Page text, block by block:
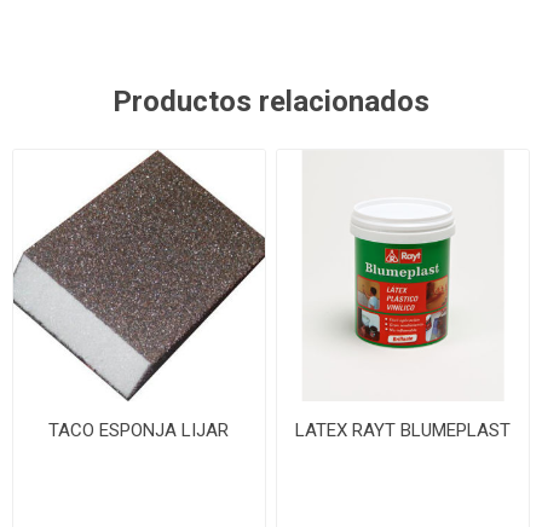
Productos relacionados
TACO ESPONJA LIJAR LATEX RAYT BLUMEPLAST